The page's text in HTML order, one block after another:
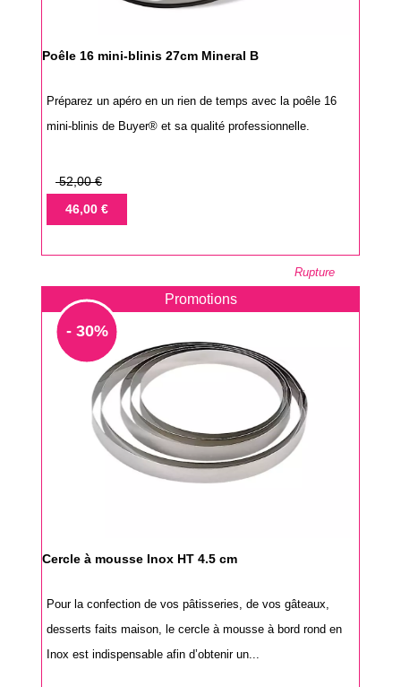
Poêle 16 mini-blinis 27cm Mineral B
Préparez un apéro en un rien de temps avec la poêle 16
mini-blinis de Buyer® et sa qualité professionnelle.
Prix
base
52,00 €
Prix46,00 €
Rupture
Promotions
- 30%
Cercle à mousse Inox HT 4.5 cm
Pour la confection de vos pâtisseries, de vos gâteaux,
desserts faits maison, le cercle à mousse à bord rond en
Inox est indispensable afin d’obtenir un...